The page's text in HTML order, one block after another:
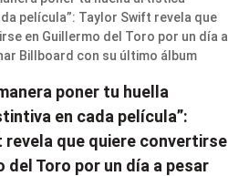
poner tu huella
en cada película”:
revela que quiere convertirse
del Toro por un día a pesar